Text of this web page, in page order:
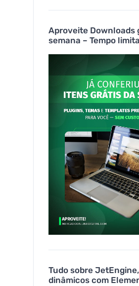
Aproveite Downloads
semana – Tempo
Tudo sobre
dinâmicos com